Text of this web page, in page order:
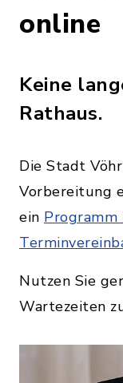
online
Keine
Rathaus.
Die Stadt
Vorbereitung
ein Programm
Nutzen Sie
Wartezeiten